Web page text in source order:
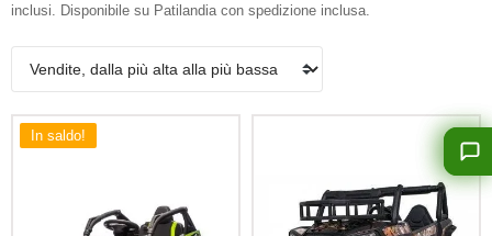
inclusi. Disponibile su Patilandia con spedizione inclusa.
In saldo!